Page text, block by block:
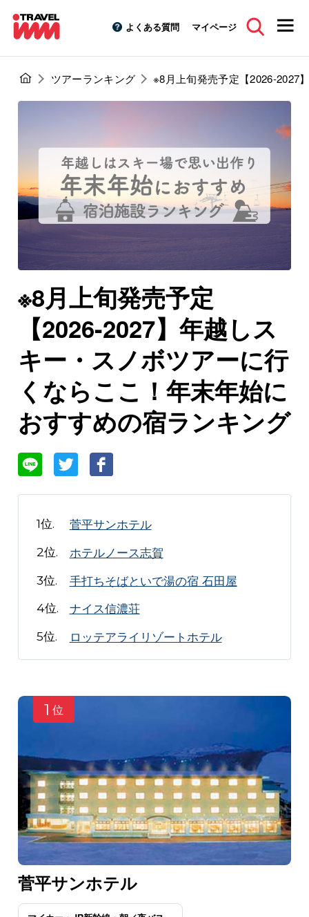
よくある質問 マイページ
ツアーランキング ※8月上旬発売予定【2026-2027
※8月上旬発売予定
【2026-2027】年越しス
キー・スノボツアーに行
くならここ！年末年始に
おすすめの宿ランキング
菅平サンホテル
ホテルノース志賀
手打ちそばといで湯の宿 石田屋
ナイス信濃荘
ロッテアライリゾートホテル
1 位
菅平サンホテル